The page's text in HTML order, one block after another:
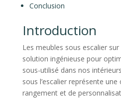
Conclusion
Introduction
Les meubles sous escalier
solution ingénieuse pour
sous-utilisé dans nos
sous l’escalier représente
rangement et de